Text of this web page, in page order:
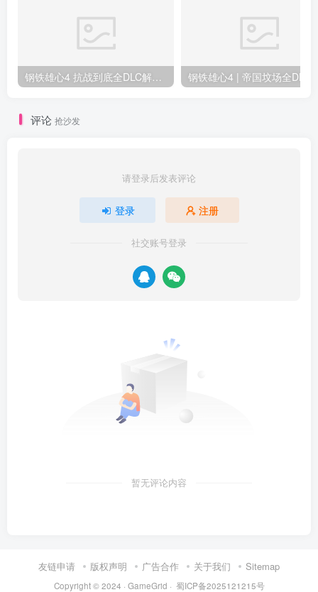
钢铁雄心4 抗战到底全DLC解锁补丁免费分享 1.17最新版2025
评论 抢沙发
请登录后发表评论
登录 注册
社交账号登录
暂无评论内容
友链申请 版权声明 广告合作 关于我们 Sitemap
Copyright © 2024 · GameGrid · 蜀ICP备2025121215号